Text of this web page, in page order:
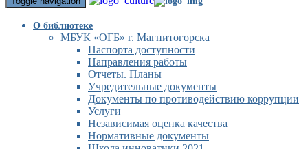
О библиотеке
МБУК «ОГБ» г. Магнитогорска
Паспорта доступности
Направления работы
Отчеты. Планы
Учредительные документы
Документы по противодействию коррупции
Услуги
Независимая оценка качества
Нормативные документы